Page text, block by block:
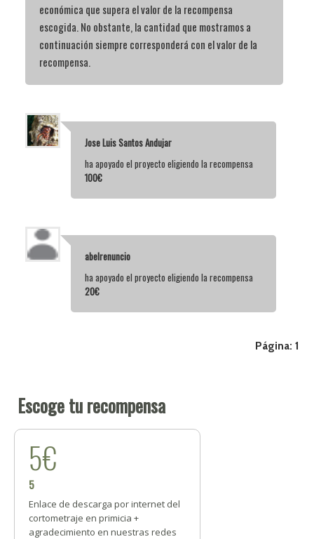
económica que supera el valor de la recompensa
escogida. No obstante, la cantidad que mostramos a
continuación siempre corresponderá con el valor de la
recompensa.
Jose Luis Santos Andujar
ha apoyado el proyecto eligiendo la recompensa
100€
abelrenuncio
ha apoyado el proyecto eligiendo la recompensa
20€
Página: 1
Escoge tu recompensa
5€
5
Enlace de descarga por internet del
cortometraje en primicia +
agradecimiento en nuestras redes